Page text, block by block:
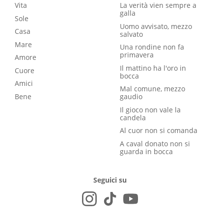
Vita
Sole
Casa
Mare
Amore
Cuore
Amici
Bene
La verità vien sempre a
galla
Uomo avvisato, mezzo
salvato
Una rondine non fa
primavera
Il mattino ha l'oro in
bocca
Mal comune, mezzo
gaudio
Il gioco non vale la
candela
Al cuor non si comanda
A caval donato non si
guarda in bocca
Seguici su